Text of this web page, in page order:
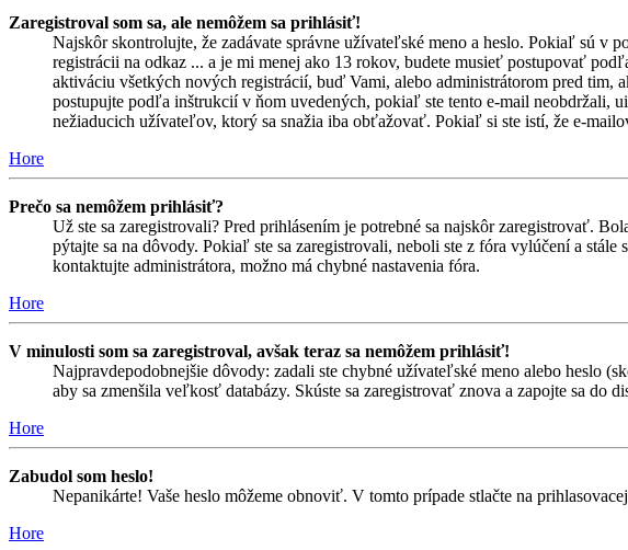
Zaregistroval som sa, ale nemôžem sa prihlásiť!
Najskôr skontrolujte, že zadávate správne užívateľské meno a heslo. Pokiaľ sú
registrácii na odkaz ... a je mi menej ako 13 rokov, budete musieť postupovať
aktiváciu všetkých nových registrácií, buď Vami, alebo administrátorom pred
postupujte podľa inštrukcií v ňom uvedených, pokiaľ ste tento e-mail neobdržali,
nežiaducich užívateľov, ktorý sa snažia iba obťažovať. Pokiaľ si ste istí, že e-
Hore
Prečo sa nemôžem prihlásiť?
Už ste sa zaregistrovali? Pred prihlásením je potrebné sa najskôr zaregistrovať.
pýtajte sa na dôvody. Pokiaľ ste sa zaregistrovali, neboli ste z fóra vylúčení a
kontaktujte administrátora, možno má chybné nastavenia fóra.
Hore
V minulosti som sa zaregistroval, avšak teraz sa nemôžem prihlásiť!
Najpravdepodobnejšie dôvody: zadali ste chybné užívateľské meno alebo heslo
aby sa zmenšila veľkosť databázy. Skúste sa zaregistrovať znova a zapojte sa do
Hore
Zabudol som heslo!
Nepanikárte! Vaše heslo môžeme obnoviť. V tomto prípade stlačte na
Hore